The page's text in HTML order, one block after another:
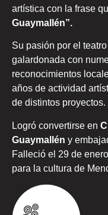
artística con la frase
Guaymallén”.
Su pasión por el
galardonada con
reconocimientos
años de actividad
de distintos proyectos.
Logró convertirse en
Guaymallén y
Falleció el 29 de
para la cultura de